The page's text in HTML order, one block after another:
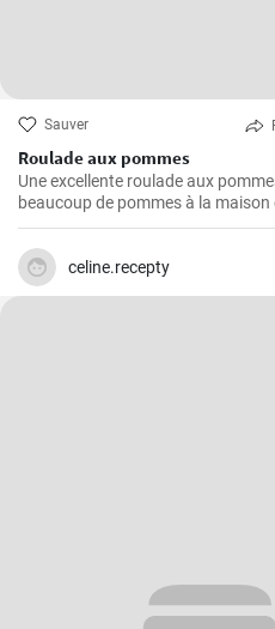
Sauver
Roulade aux pommes
Une excellente roulade aux
beaucoup de pommes à la
rapide et facile qui plait toujours.
celine.recepty